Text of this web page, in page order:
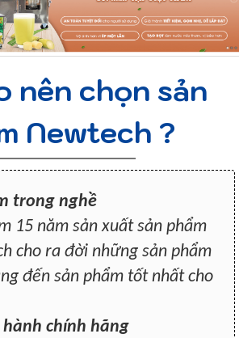
nên chọn sản
Newtech ?
trong nghề
15 năm sản xuất sản phẩm
cho ra đời những sản phẩm
đến sản phẩm tốt nhất cho
hành chính hãng